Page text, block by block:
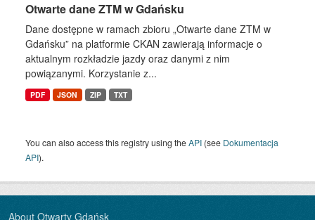
Otwarte dane ZTM w Gdańsku
Dane dostępne w ramach zbioru „Otwarte dane ZTM w
Gdańsku” na platformie CKAN zawierają informacje o
aktualnym rozkładzie jazdy oraz danymi z nim
powiązanymi. Korzystanie z...
PDF JSON ZIP TXT
You can also access this registry using theAPI (see Dokumentacja
API).
About Otwarty Gdańsk